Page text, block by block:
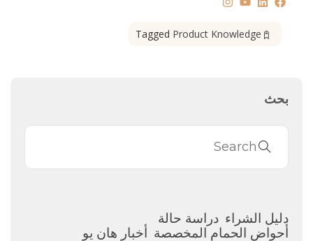
Tagged Product Knowledge
بحث
دليل الشراء دراسة حالة
أحواض الحمام المخصصة أخبار هان يو